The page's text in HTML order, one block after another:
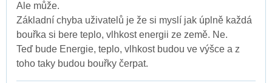
Ale může.
Základní chyba uživatelů je že si myslí jak úplně každá
bouřka si bere teplo, vlhkost energii ze země. Ne.
Teď bude Energie, teplo, vlhkost budou ve výšce a z
toho taky budou bouřky čerpat.